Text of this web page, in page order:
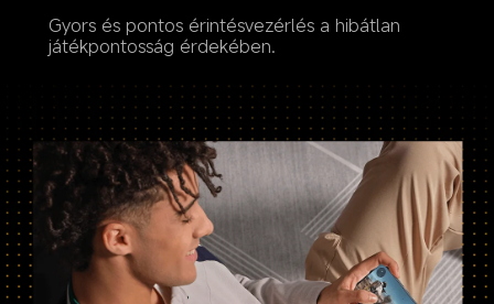
Gyors és pontos érintésvezérlés a hibátlan
játékpontosság érdekében.